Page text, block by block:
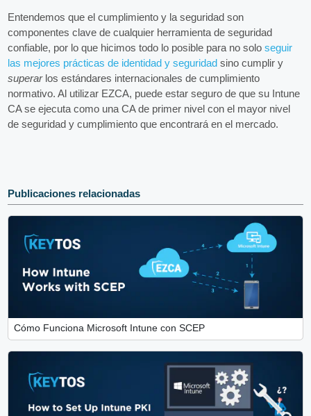
Entendemos que el cumplimiento y la seguridad son
componentes clave de cualquier herramienta de seguridad
confiable, por lo que hicimos todo lo posible para no soloseguir
las mejores prácticas de identidad y seguridad sino cumplir y
superarlos estándares internacionales de cumplimiento
normativo. Al utilizar EZCA, puede estar seguro de que su Intune
CA se ejecuta como una CA de primer nivel con el mayor nivel
de seguridad y cumplimiento que encontrará en el mercado.
Publicaciones relacionadas
Cómo Funciona Microsoft Intune con SCEP